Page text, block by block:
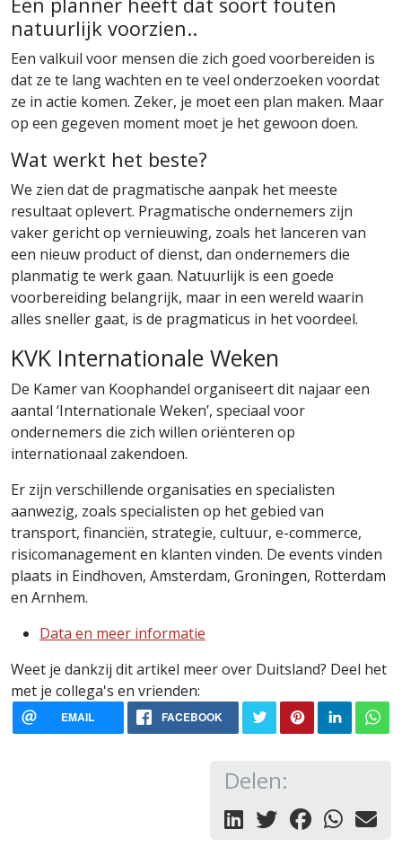
Een planner heeft dat soort fouten
natuurlijk voorzien..
Een valkuil voor mensen die zich goed voorbereiden is
dat ze te lang wachten en te veel onderzoeken voordat
ze in actie komen. Zeker, je moet een plan maken. Maar
op een gegeven moment moet je het gewoon doen.
Wat werkt het beste?
We zien dat de pragmatische aanpak het meeste
resultaat oplevert. Pragmatische ondernemers zijn
vaker gericht op vernieuwing, zoals het lanceren van
een nieuw product of dienst, dan ondernemers die
planmatig te werk gaan. Natuurlijk is een goede
voorbereiding belangrijk, maar in een wereld waarin
alles sneller gaat, is de pragmaticus in het voordeel.
KVK Internationale Weken
De Kamer van Koophandel organiseert dit najaar een
aantal ‘Internationale Weken’, speciaal voor
ondernemers die zich willen oriënteren op
internationaal zakendoen.
Er zijn verschillende organisaties en specialisten
aanwezig, zoals specialisten op het gebied van
transport, financiën, strategie, cultuur, e-commerce,
risicomanagement en klanten vinden. De events vinden
plaats in Eindhoven, Amsterdam, Groningen, Rotterdam
en Arnhem.
Data en meer informatie
Weet je dankzij dit artikel meer over Duitsland? Deel het
met je collega's en vrienden:
EMAIL FACEBOOK
Delen: